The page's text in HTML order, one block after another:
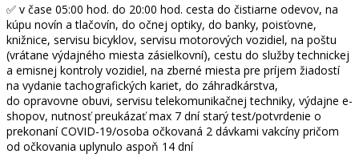
✅ v čase 05:00 hod. do 20:00 hod. cesta do čistiarne odevov, na
kúpu novín a tlačovín, do očnej optiky, do banky, poisťovne,
knižnice, servisu bicyklov, servisu motorových vozidiel, na poštu
(vrátane výdajného miesta zásielkovní), cestu do služby technickej
a emisnej kontroly vozidiel, na zberné miesta pre príjem žiadostí
na vydanie tachografických kariet, do záhradkárstva,
do opravovne obuvi, servisu telekomunikačnej techniky, výdajne e-
shopov, nutnosť preukázať max 7 dní starý test/potvrdenie o
prekonaní COVID-19/osoba očkovaná 2 dávkami vakcíny pričom
od očkovania uplynulo aspoň 14 dní